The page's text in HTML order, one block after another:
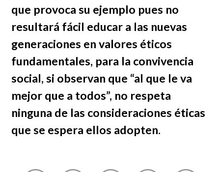
que provoca su ejemplo pues no
resultará fácil educar a las nuevas
generaciones en valores éticos
fundamentales, para la convivencia
social, si observan que “al que le va
mejor que a todos”, no respeta
ninguna de las consideraciones éticas
que se espera ellos adopten.